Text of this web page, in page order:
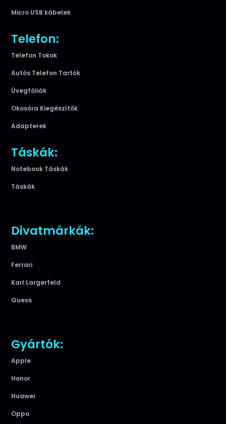
Micro USB kábelek
Telefon:
Telefon Tokok
Autós Telefon Tartók
Üvegfóliák
Okosóra Kiegészítők
Adapterek
Táskák:
Notebook Táskák
Táskák
Divatmárkák:
BMW
Ferrari
Karl Largerfeld
Guess
Gyártók:
Apple
Honor
Huawei
Oppo